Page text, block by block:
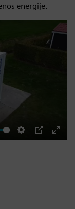
energije.
Settings
PIP
Enter